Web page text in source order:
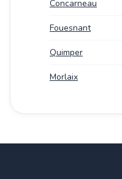
Concarneau
Fouesnant
Quimper
Morlaix